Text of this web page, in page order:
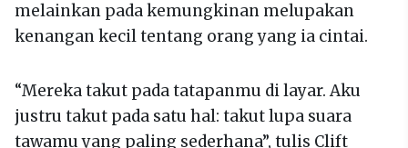
melainkan pada kemungkinan melupakan
kenangan kecil tentang orang yang ia cintai.
“Mereka takut pada tatapanmu di layar. Aku
justru takut pada satu hal: takut lupa suara
tawamu yang paling sederhana”, tulis Clift